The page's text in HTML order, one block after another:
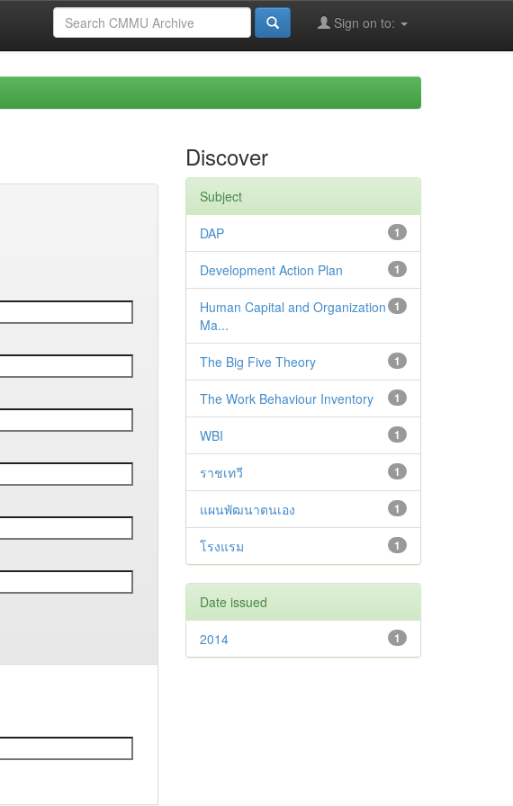
Sign on to:
Discover
Subject
1
DAP
1
Development Action Plan
1
Human Capital and Organization
Ma...
1
The Big Five Theory
1
The Work Behaviour Inventory
1
WBI
1
ราชเทวี
1
แผนพัฒนาตนเอง
1
โรงแรม
Date issued
1
2014